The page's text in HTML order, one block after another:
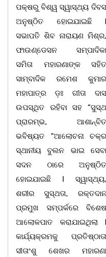
ପକ୍ଷରୁ ବିଶ୍ୱ ସ୍ୱାସ୍ଥ୍ୟ ଦିବସ
ଅନୁଷ୍ଠିତ ହୋଇଯାଇଛି l
ସଭାପତି ଶିବ ନାରାୟଣ ମିଶ୍ର,
ଫାଉଣ୍ଡେସନ ସମ୍ପାଦିକା
ସମିତା ମହାରଣାଙ୍କ ସହିତ
ସାମ୍ବାଦିକ ରମେଶ କୁମାର
ମହାପାତ୍ର ଡ଼ଃ ଗୀତା ଦାସ
ଉପସ୍ଥିତ ରହିବା ସହ “ସୁସ୍ଥ
ପ୍ରାରମ୍ଭ, ଆଶାନ୍ବିତ
ଭବିଷ୍ୟତ “ଆଲୋଚନା ଚକ୍ର
ସ୍ଥାନୀୟ ବୁଲନ ଭାଇ ସେବା
ସଦନ ଠାରେ ଅନୁଷ୍ଠିତ
ହୋଇଯାଇଛି l ସ୍ୱାସ୍ଥ୍ୟ,
ଶରୀର ସୁସ୍ଥତା, ରକ୍ତଦାନ
ପ୍ରମୁଖ ସମ୍ପର୍କରେ ବିଶେଷ
ଆଲୋକପାତ କରାଯାଇଥିଲା l
କାର୍ଯ୍ୟକ୍ରମକୁ ପ୍ରତିଷ୍ଠାତା
ସୀତାଂଶୁ ଶେଖର ମହାରଣା